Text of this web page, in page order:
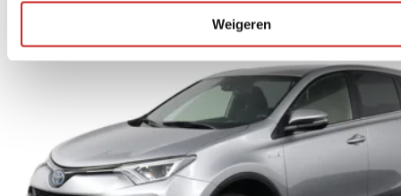
Weigeren